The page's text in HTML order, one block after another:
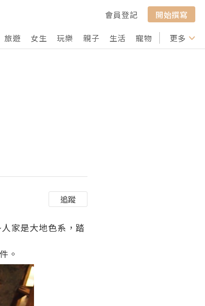
會員登記
開始撰寫
旅遊 女生 玩樂 親子 生活 寵物 行山 打卡
更多
追蹤
人家是大地色系 ，踏
。